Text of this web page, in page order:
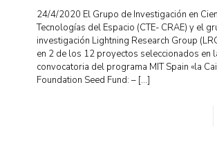
24/4/2020 El Grupo de Investigación en
Tecnologías del Espacio (CTE- CRAE) y el
investigación Lightning Research Group
en 2 de los 12 proyectos seleccionados en
convocatoria del programa MIT Spain «la
Foundation Seed Fund: – […]